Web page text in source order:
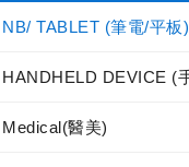
NB/ TABLET (筆電/平板)
Medical(醫美)